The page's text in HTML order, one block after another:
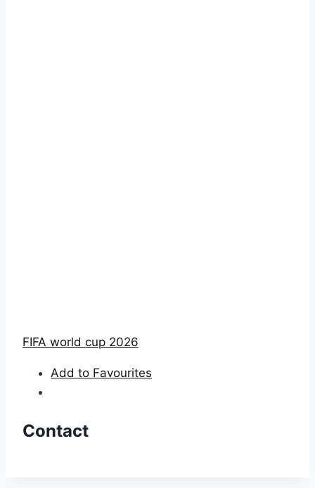
FIFA world cup 2026
Add to Favourites
Contact